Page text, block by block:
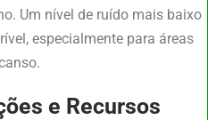
Um nível de ruído mais baixo
especialmente para áreas
e Recursos